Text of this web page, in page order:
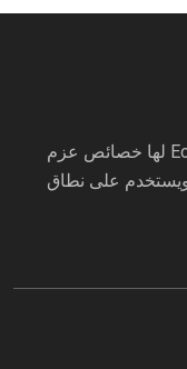
علبة التروس كرين, علبة التروس Eot Crane لها خصائص عزم
ويستخدم على نطاق